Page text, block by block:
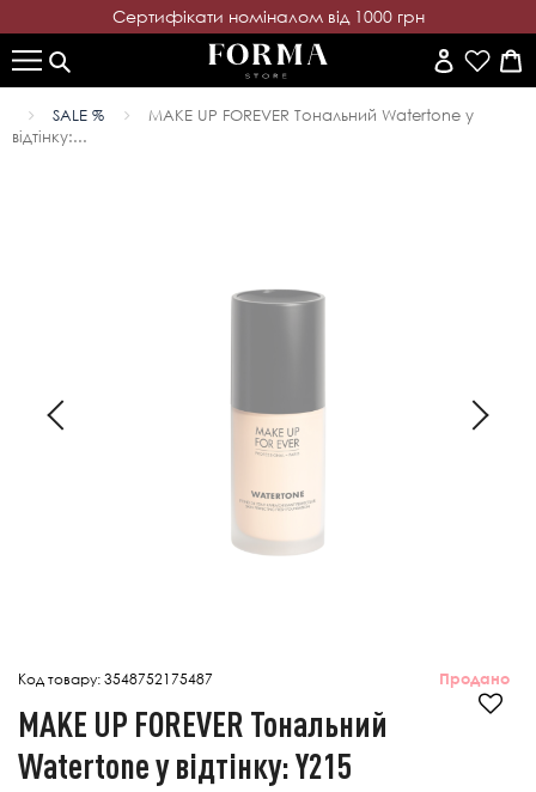
Cертифікати номіналом від 1000 грн
SALE %
MAKE UP FOREVER Тональний Watertone у
відтінку:...
Код товару:3548752175487 Продано
MAKE UP FOREVER Тональний
Watertone у відтінку: Y215